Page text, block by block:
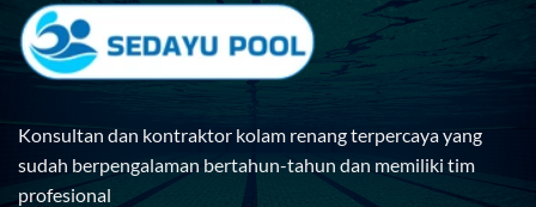
Konsultan dan kontraktor kolam renang terpercaya yang
sudah berpengalaman bertahun-tahun dan memiliki tim
profesional